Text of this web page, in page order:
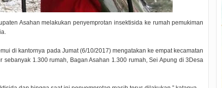
Asahan melakukan penyemprotan insektisida ke rumah pemukiman
di kantornya pada Jumat (6/10/2017) mengatakan ke empat kecamatan
1.300 rumah, Bagan Asahan 1.300 rumah, Sei Apung di 3Desa